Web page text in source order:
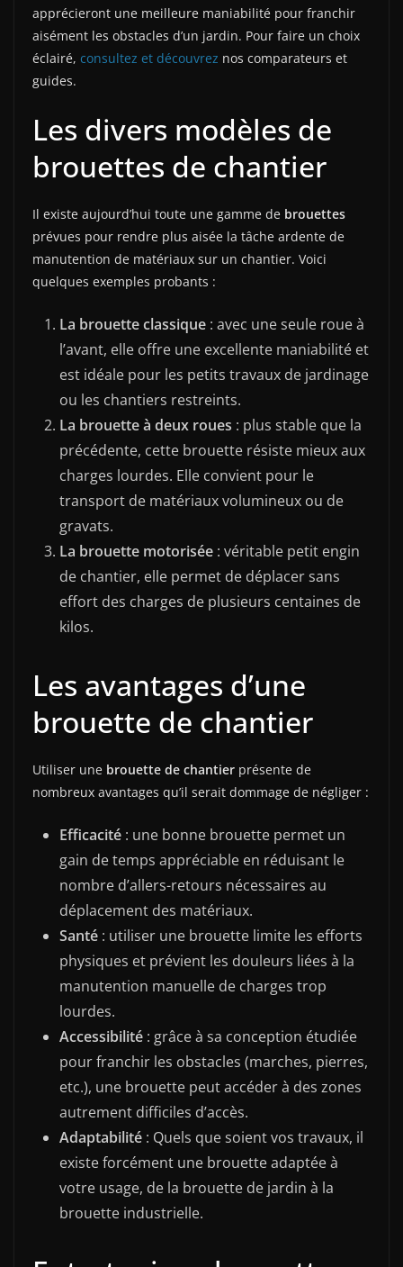
apprécieront une meilleure maniabilité pour franchir
aisément les obstacles d’un jardin. Pour faire un choix
éclairé, consultez et découvrez nos comparateurs et
guides.
Les divers modèles de
brouettes de chantier
Il existe aujourd’hui toute une gamme de brouettes
prévues pour rendre plus aisée la tâche ardente de
manutention de matériaux sur un chantier. Voici
quelques exemples probants :
La brouette classique : avec une seule roue à
l’avant, elle offre une excellente maniabilité et
est idéale pour les petits travaux de jardinage
ou les chantiers restreints.
La brouette à deux roues : plus stable que la
précédente, cette brouette résiste mieux aux
charges lourdes. Elle convient pour le
transport de matériaux volumineux ou de
gravats.
La brouette motorisée : véritable petit engin
de chantier, elle permet de déplacer sans
effort des charges de plusieurs centaines de
kilos.
Les avantages d’une
brouette de chantier
Utiliser une brouette de chantier présente de
nombreux avantages qu’il serait dommage de négliger :
Efficacité : une bonne brouette permet un
gain de temps appréciable en réduisant le
nombre d’allers-retours nécessaires au
déplacement des matériaux.
Santé : utiliser une brouette limite les efforts
physiques et prévient les douleurs liées à la
manutention manuelle de charges trop
lourdes.
Accessibilité : grâce à sa conception étudiée
pour franchir les obstacles (marches, pierres,
etc.), une brouette peut accéder à des zones
autrement difficiles d’accès.
Adaptabilité : Quels que soient vos travaux, il
existe forcément une brouette adaptée à
votre usage, de la brouette de jardin à la
brouette industrielle.